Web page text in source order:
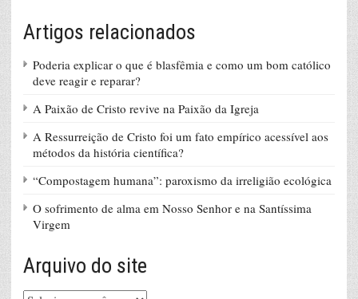
Artigos relacionados
Poderia explicar o que é blasfêmia e como um bom católico
deve reagir e reparar?
A Paixão de Cristo revive na Paixão da Igreja
A Ressurreição de Cristo foi um fato empírico acessível aos
métodos da história científica?
“Compostagem humana”: paroxismo da irreligião ecológica
O sofrimento de alma em Nosso Senhor e na Santíssima
Virgem
Arquivo do site